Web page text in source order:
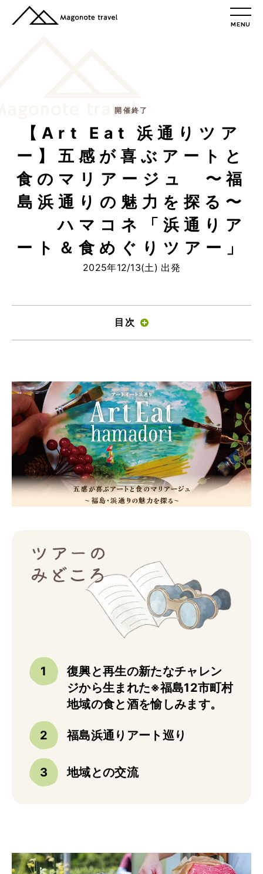
MENU
最新情報
総合お問合せ
プライバシーポリシー
孫の手トラベル
トップ
FOOD CAMP
ツアー一覧
参加の流れ
メール会員登録
お問合せ
Food Camp（English）
ご予約
お問合せ
Best Table（English）
トップ
実例一覧
BUSINESS
法人・自治体様向け
トップ
開催終了
【Art Eat 浜通りツア
ー】五感が喜ぶアートと
食のマリアージュ 〜福
島浜通りの魅力を探る〜
ハマコネ「浜通りア
ート＆食めぐりツアー」
2025年12/13(土) 出発
目次
復興と再生の新たなチャレン
ジから生まれた※福島12市町村
地域の食と酒を愉しみます。
福島浜通りアート巡り
地域との交流